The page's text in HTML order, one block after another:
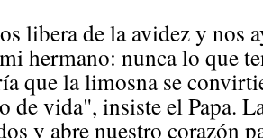
libera de la avidez y nos
hermano: nunca lo que
que la limosna se
de vida", insiste el Papa.
y abre nuestro corazón